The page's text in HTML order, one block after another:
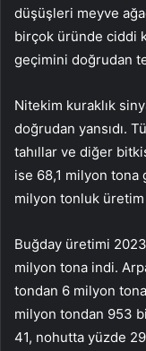
düşüşleri meyve
birçok üründe ciddi
geçimini doğrudan
Nitekim kuraklık
doğrudan yansıdı.
tahıllar ve diğer
ise 68,1 milyon tona
milyon tonluk üretim
Buğday üretimi
milyon tona indi.
tondan 6 milyon
milyon tondan 953
41, nohutta yüzde